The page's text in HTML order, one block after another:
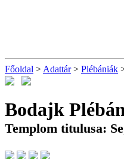
Főoldal > Adattár> Plébániák
Bodajk
Templom titulusa: